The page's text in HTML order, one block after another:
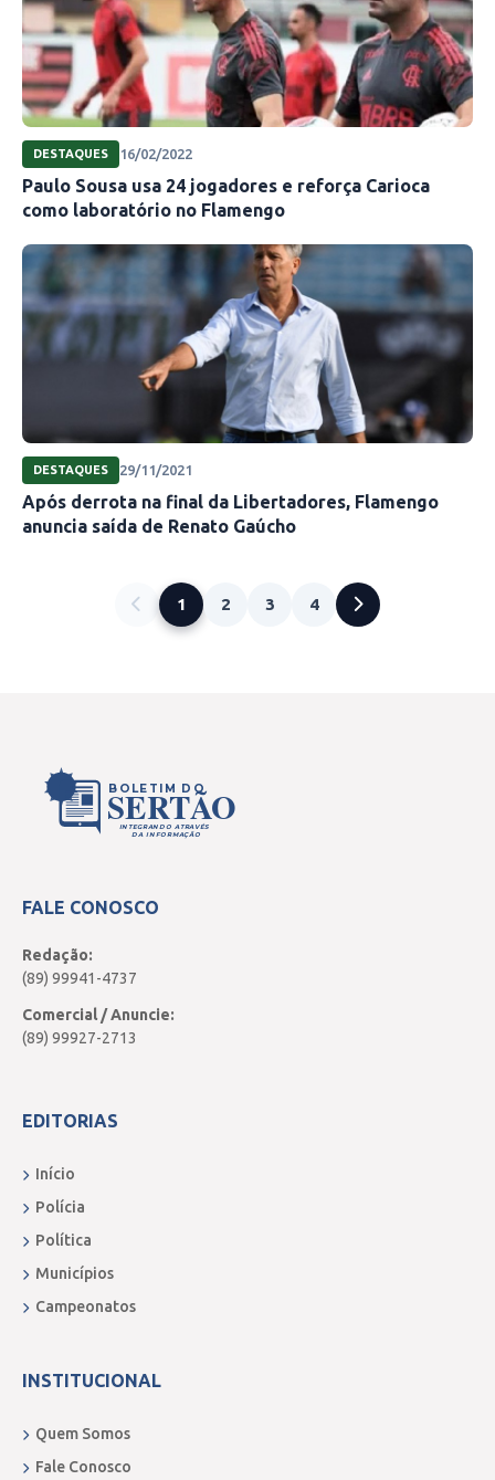
DESTAQUES 16/02/2022
Paulo Sousa usa 24 jogadores e reforça Carioca
como laboratório no Flamengo
DESTAQUES 29/11/2021
Após derrota na final da Libertadores, Flamengo
anuncia saída de Renato Gaúcho
1 2 3 4
BOLETIM DO
SERTÃO
INTEGRANDO ATRAVÉS
DA INFORMAÇÃO
FALE CONOSCO
Redação:
(89) 99941-4737
Comercial / Anuncie:
(89) 99927-2713
EDITORIAS
Início
Polícia
Política
Municípios
Campeonatos
INSTITUCIONAL
Quem Somos
Fale Conosco